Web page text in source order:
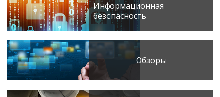
Информационная
безопасность
Обзоры